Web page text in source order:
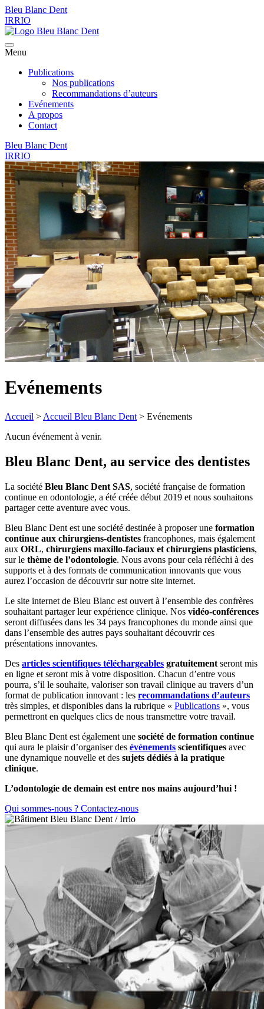
Bleu Blanc Dent
IRRIO
Menu
Publications
Nos publications
Recommandations d’auteurs
Evénements
A propos
Contact
Bleu Blanc Dent
IRRIO
Evénements
Accueil > Accueil Bleu Blanc Dent > Evénements
Aucun événement à venir.
Bleu Blanc Dent, au service des dentistes
La société Bleu Blanc Dent SAS, société française de formation
continue en odontologie, a été créée début 2019 et nous souhaitons
partager cette aventure avec vous.
Bleu Blanc Dent est une société destinée à proposer une formation
continue aux chirurgiens-dentistes francophones, mais également
aux ORL, chirurgiens maxillo-faciaux et chirurgiens plasticiens,
sur le thème de l’odontologie. Nous avons pour cela réfléchi à des
supports et à des formats de communication innovants que vous
aurez l’occasion de découvrir sur notre site internet.
Le site internet de Bleu Blanc est ouvert à l’ensemble des confrères
souhaitant partager leur expérience clinique. Nos vidéo-conférences
seront diffusées dans les 34 pays francophones du monde ainsi que
dans l’ensemble des autres pays souhaitant découvrir ces
présentations innovantes.
Des articles scientifiques téléchargeables gratuitement seront mis
en ligne et seront mis à votre disposition. Chacun d’entre vous
pourra, s’il le souhaite, valoriser son travail clinique au travers d’un
format de publication innovant : les recommandations d’auteurs
très simples, et disponibles dans la rubrique « Publications », vous
permettront en quelques clics de nous transmettre votre travail.
Bleu Blanc Dent est également une société de formation continue
qui aura le plaisir d’organiser des évènements scientifiques avec
une dynamique nouvelle et des sujets dédiés à la pratique
clinique.
L’odontologie de demain est entre nos mains aujourd’hui !
Qui sommes-nous ? Contactez-nous